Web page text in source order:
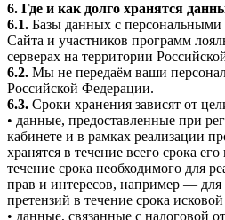
6. Где и как долго хранятся
6.1. Базы данных с персональными
Сайта и участников программ
серверах на территории
6.2. Мы не передаём ваши
Российской Федерации.
6.3. Сроки хранения зависят от
• данные, предоставленные при
кабинете и в рамках реализации
хранятся в течение всего срока
течение срока необходимого для
прав и интересов, например —
претензий в течение срока
• данные, связанные с налоговой